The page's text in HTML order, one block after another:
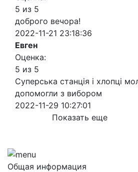
5 из 5
доброго вечора!
2022-11-21 23:18:36
Евген
Оценка:
5 из 5
Суперська станція і хлопці
допомогли з вибором
2022-11-29 10:27:01
Показать еще
Общая информация